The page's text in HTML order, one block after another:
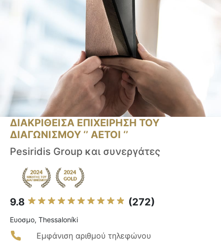
ΔΙΑΚΡΙΘΕΙΣΑ ΕΠΙΧΕΙΡΗΣΗ ΤΟΥ
ΔΙΑΓΩΝΙΣΜΟΥ ‘’ ΑΕΤΟΙ ‘’
Pesiridis Group και συνεργάτες
9.8 (272)
Ευοσμο, Thessaloníki
Εμφάνιση αριθμού τηλεφώνου